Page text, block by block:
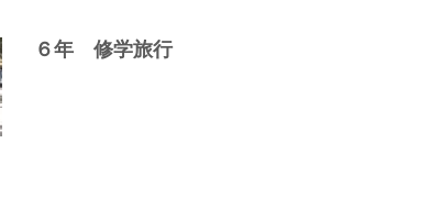
６年 修学旅行